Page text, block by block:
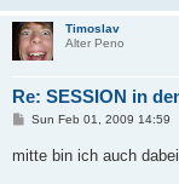
Timoslav
Alter Peno
Re: SESSION in
P
s
t
Sun Feb 01, 2009 14:59
mitte bin ich auch